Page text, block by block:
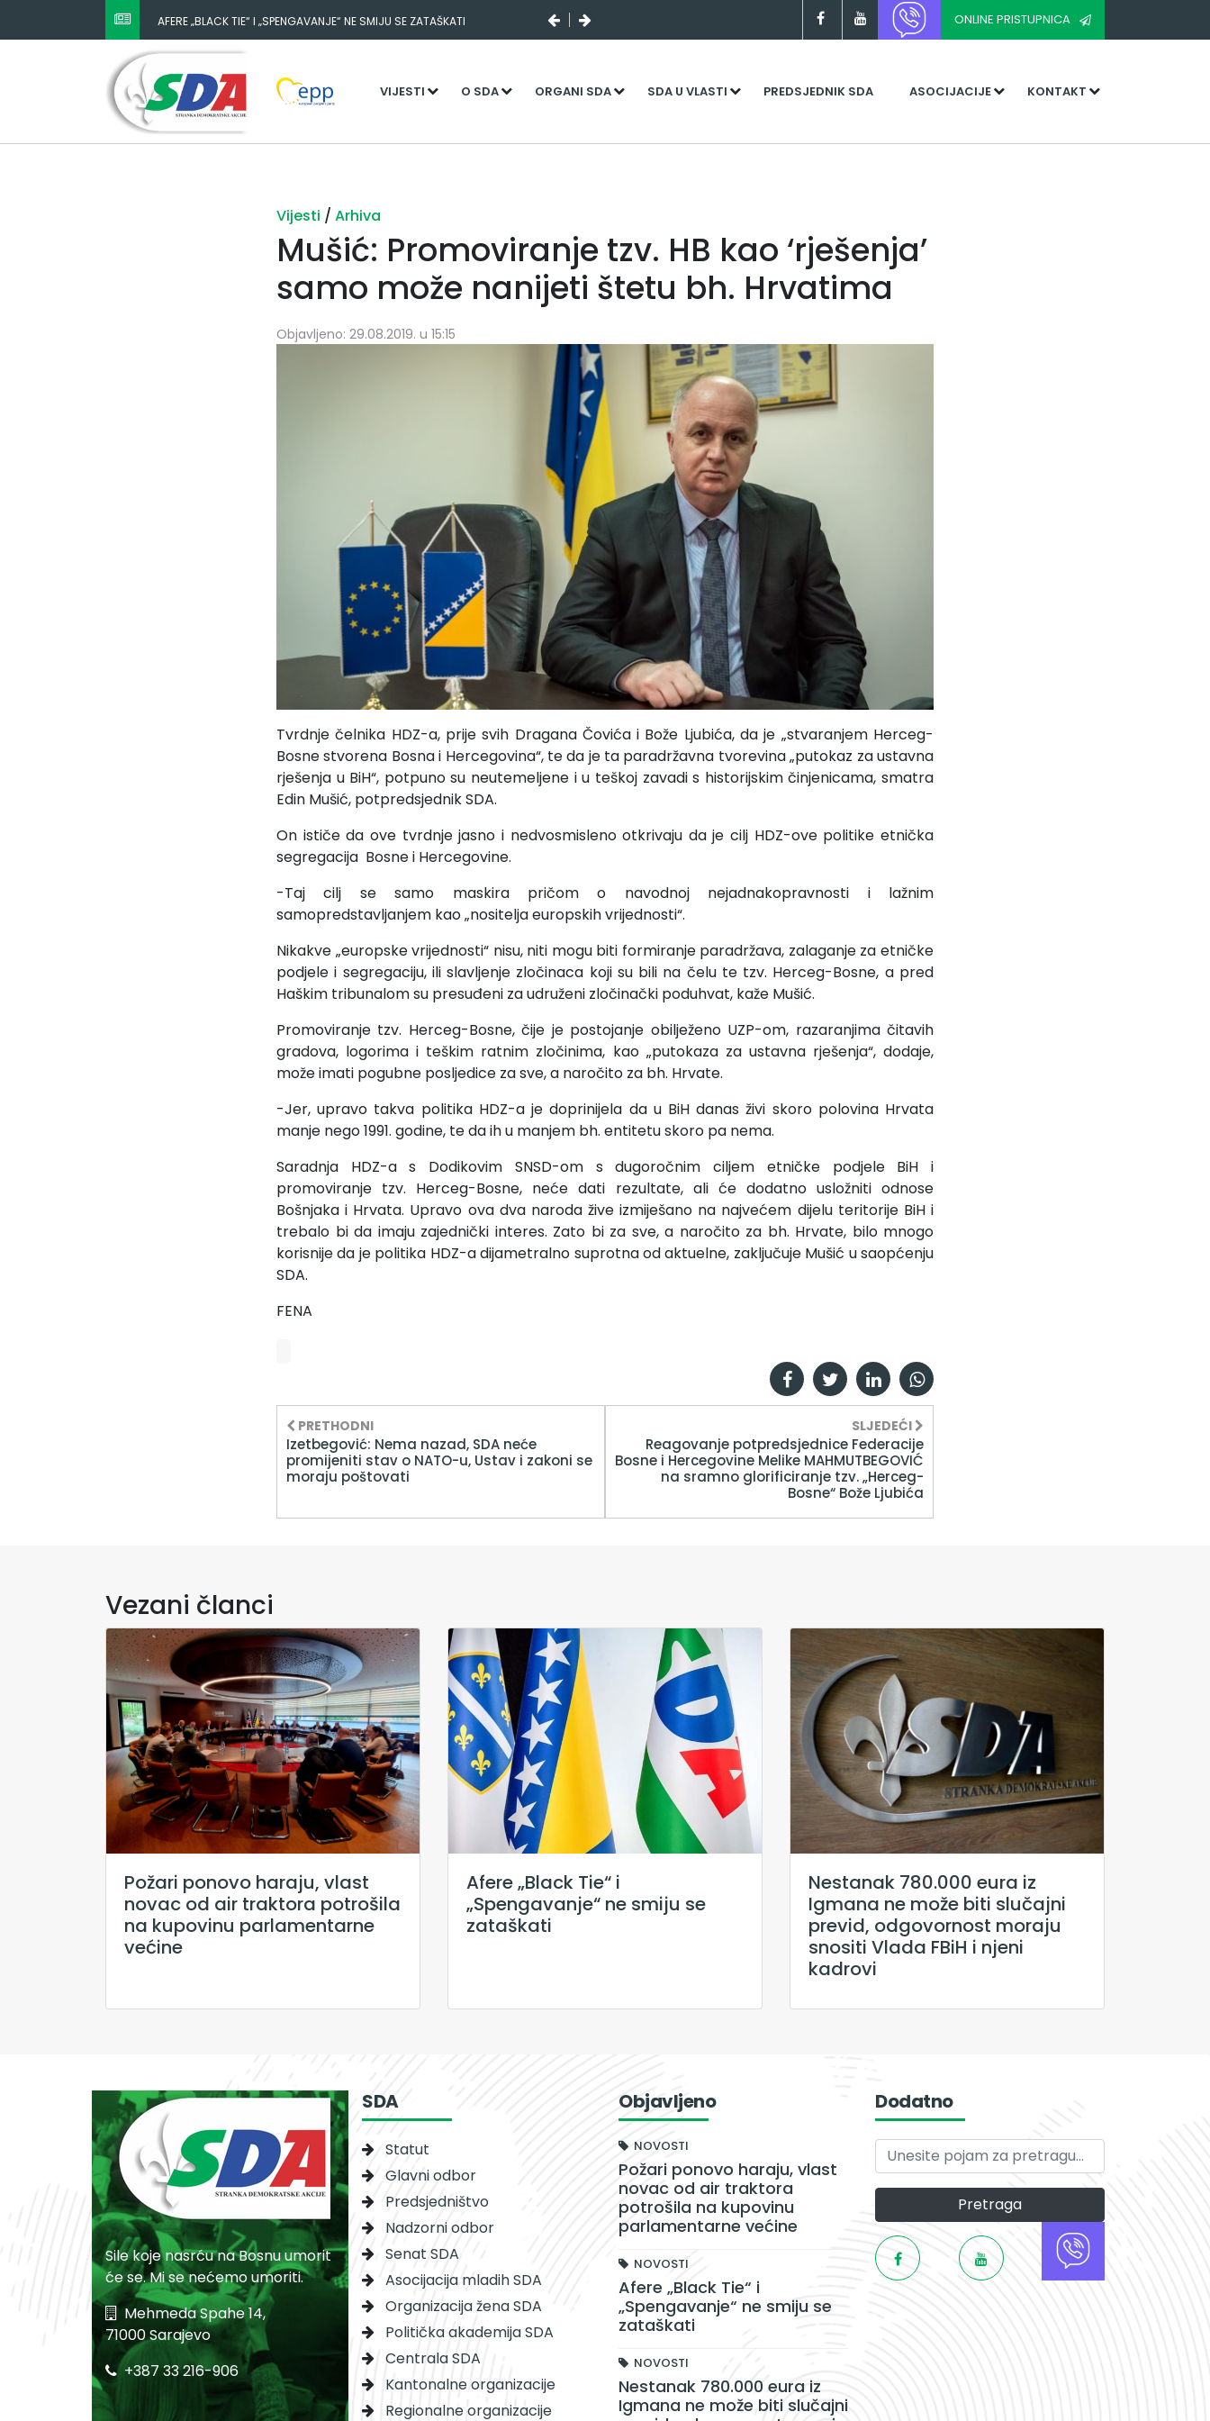
AFERE „BLACK TIE“ I „SPENGAVANJE“ NE SMIJU SE ZATAŠKATI ONLINE PRISTUPNICA
VIJESTI O SDA ORGANI SDA SDA U VLASTI PREDSJEDNIK SDA ASOCIJACIJE KONTAKT
Vijesti / Arhiva
Mušić: Promoviranje tzv. HB kao ‘rješenja’
samo može nanijeti štetu bh. Hrvatima
Objavljeno: 29.08.2019. u 15:15
Tvrdnje čelnika HDZ-a, prije svih Dragana Čovića i Bože Ljubića, da je „stvaranjem Herceg-
Bosne stvorena Bosna i Hercegovina“, te da je ta paradržavna tvorevina „putokaz za ustavna
rješenja u BiH“, potpuno su neutemeljene i u teškoj zavadi s historijskim činjenicama, smatra
Edin Mušić, potpredsjednik SDA.
On ističe da ove tvrdnje jasno i nedvosmisleno otkrivaju da je cilj HDZ-ove politike etnička
segregacija Bosne i Hercegovine.
-Taj cilj se samo maskira pričom o navodnoj nejadnakopravnosti i lažnim
samopredstavljanjem kao „nositelja europskih vrijednosti“.
Nikakve „europske vrijednosti“ nisu, niti mogu biti formiranje paradržava, zalaganje za etničke
podjele i segregaciju, ili slavljenje zločinaca koji su bili na čelu te tzv. Herceg-Bosne, a pred
Haškim tribunalom su presuđeni za udruženi zločinački poduhvat, kaže Mušić.
Promoviranje tzv. Herceg-Bosne, čije je postojanje obilježeno UZP-om, razaranjima čitavih
gradova, logorima i teškim ratnim zločinima, kao „putokaza za ustavna rješenja“, dodaje,
može imati pogubne posljedice za sve, a naročito za bh. Hrvate.
-Jer, upravo takva politika HDZ-a je doprinijela da u BiH danas živi skoro polovina Hrvata
manje nego 1991. godine, te da ih u manjem bh. entitetu skoro pa nema.
Saradnja HDZ-a s Dodikovim SNSD-om s dugoročnim ciljem etničke podjele BiH i
promoviranje tzv. Herceg-Bosne, neće dati rezultate, ali će dodatno usložniti odnose
Bošnjaka i Hrvata. Upravo ova dva naroda žive izmiješano na najvećem dijelu teritorije BiH i
trebalo bi da imaju zajednički interes. Zato bi za sve, a naročito za bh. Hrvate, bilo mnogo
korisnije da je politika HDZ-a dijametralno suprotna od aktuelne, zaključuje Mušić u saopćenju
SDA.
FENA
PRETHODNI
Izetbegović: Nema nazad, SDA neće
promijeniti stav o NATO-u, Ustav i zakoni se
moraju poštovati
SLJEDEĆI
Reagovanje potpredsjednice Federacije
Bosne i Hercegovine Melike MAHMUTBEGOVIĆ
na sramno glorificiranje tzv. „Herceg-
Bosne“ Bože Ljubića
Vezani članci
Požari ponovo haraju, vlast
novac od air traktora potrošila
na kupovinu parlamentarne
većine
Afere „Black Tie“ i
„Spengavanje“ ne smiju se
zataškati
Nestanak 780.000 eura iz
Igmana ne može biti slučajni
previd, odgovornost moraju
snositi Vlada FBiH i njeni
kadrovi
Sile koje nasrću na Bosnu umorit
će se. Mi se nećemo umoriti.
Mehmeda Spahe 14,
71000 Sarajevo
+387 33 216-906
SDA
Statut
Glavni odbor
Predsjedništvo
Nadzorni odbor
Senat SDA
Asocijacija mladih SDA
Organizacija žena SDA
Politička akademija SDA
Centrala SDA
Kantonalne organizacije
Regionalne organizacije
Objavljeno
NOVOSTI
Požari ponovo haraju, vlast
novac od air traktora
potrošila na kupovinu
parlamentarne većine
NOVOSTI
Afere „Black Tie“ i
„Spengavanje“ ne smiju se
zataškati
NOVOSTI
Nestanak 780.000 eura iz
Igmana ne može biti slučajni
Dodatno
Pretraga